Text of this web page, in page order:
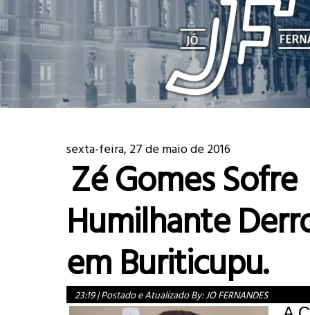
sexta-feira, 27 de maio de 2016
Zé Gomes Sofre
Humilhante
em Buriticupu.
23:19|Postado e Atualizado By:JO FERNANDES